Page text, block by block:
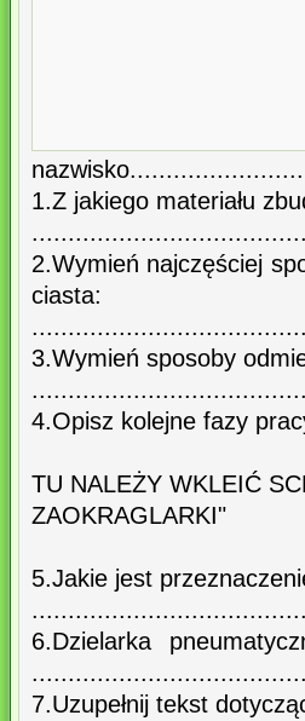
1.Z jakiego materiału
2.Wymień najczęściej
ciasta:
3.Wymień sposoby
4.Opisz kolejne fazy
TU NALEŻY WKLEIĆ
ZAOKRAGLARKI"
5.Jakie jest
6.Dzielarka
7.Uzupełnij tekst